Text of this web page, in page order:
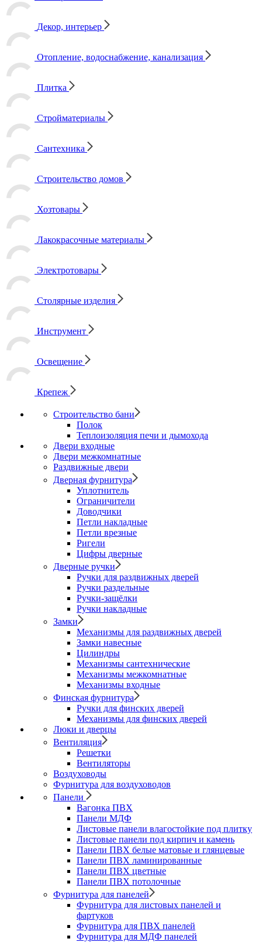
Декор, интерьер
Отопление, водоснабжение, канализация
Плитка
Стройматериалы
Сантехника
Строительство домов
Хозтовары
Лакокрасочные материалы
Электротовары
Столярные изделия
Инструмент
Освещение
Крепеж
Строительство бани
Полок
Теплоизоляция печи и дымохода
Двери входные
Двери межкомнатные
Раздвижные двери
Дверная фурнитура
Уплотнитель
Ограничители
Доводчики
Петли накладные
Петли врезные
Ригели
Цифры дверные
Дверные ручки
Ручки для раздвижных дверей
Ручки раздельные
Ручки-защёлки
Ручки накладные
Замки
Механизмы для раздвижных дверей
Замки навесные
Цилиндры
Механизмы сантехнические
Механизмы межкомнатные
Механизмы входные
Финская фурнитура
Ручки для финских дверей
Механизмы для финских дверей
Люки и дверцы
Вентиляция
Решетки
Вентиляторы
Воздуховоды
Фурнитура для воздуховодов
Панели
Вагонка ПВХ
Панели МДФ
Листовые панели влагостойкие под плитку
Листовые панели под кирпич и камень
Панели ПВХ белые матовые и глянцевые
Панели ПВХ ламинированные
Панели ПВХ цветные
Панели ПВХ потолочные
Фурнитура для панелей
Фурнитура для листовых панелей и
фартуков
Фурнитура для ПВХ панелей
Фурнитура для МДФ панелей